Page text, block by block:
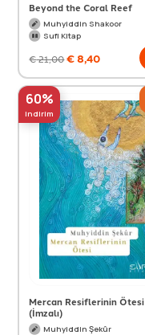
Beyond the Coral Reef
Muhyiddin Shakoor
Sufi Kitap
€21,00€8,40
60%
indirim
Mercan Resiflerinin Ötesi
(İmzalı)
Muhyiddin Şekûr